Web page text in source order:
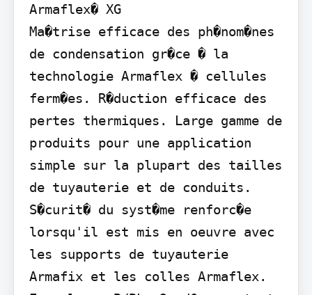
Armaflex� XG
Ma�trise efficace des ph�nom�nes
de condensation gr�ce � la
technologie Armaflex � cellules
ferm�es. R�duction efficace des
pertes thermiques. Large gamme de
produits pour une application
simple sur la plupart des tailles
de tuyauterie et de conduits.
S�curit� du syst�me renforc�e
lorsqu'il est mis en oeuvre avec
les supports de tuyauterie
Armafix et les colles Armaflex.